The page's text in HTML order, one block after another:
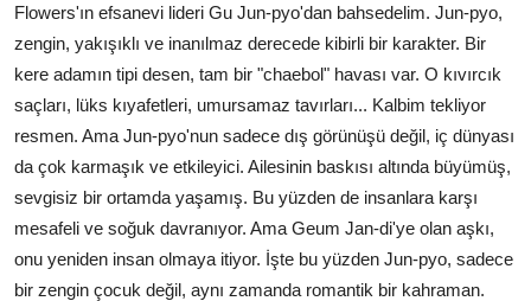
Flowers'ın efsanevi lideri Gu Jun-pyo'dan bahsedelim. Jun-pyo,
zengin, yakışıklı ve inanılmaz derecede kibirli bir karakter. Bir
kere adamın tipi desen, tam bir "chaebol" havası var. O kıvırcık
saçları, lüks kıyafetleri, umursamaz tavırları... Kalbim tekliyor
resmen. Ama Jun-pyo'nun sadece dış görünüşü değil, iç dünyası
da çok karmaşık ve etkileyici. Ailesinin baskısı altında büyümüş,
sevgisiz bir ortamda yaşamış. Bu yüzden de insanlara karşı
mesafeli ve soğuk davranıyor. Ama Geum Jan-di'ye olan aşkı,
onu yeniden insan olmaya itiyor. İşte bu yüzden Jun-pyo, sadece
bir zengin çocuk değil, aynı zamanda romantik bir kahraman.